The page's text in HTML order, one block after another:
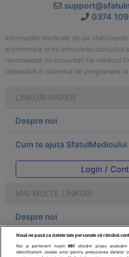
0374
Informatiile medicale de pe
si informare si nu inlocuiesc consultul
recomandat sa consultati fie medicul
disponibili in sistemul de programare la
LINKURI RAPIDE
Despre noi
Cum te ajuta SfatulMedicului
Login /
MAI MULTE LINKURI
Despre noi
Legal
Nouă ne pasă ca datele tale personale să rămână
Noi și partenerii noștri961
stocăm și/sau
identificatorii cookie unici pentru prelucrarea datelor